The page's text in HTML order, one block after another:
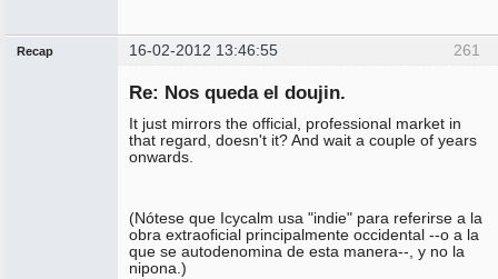
261
Recap 16-02-2012 13:46:55
Re: Nos queda el doujin.
It just mirrors the official, professional market in
that regard, doesn't it? And wait a couple of years
onwards.
(Nótese que Icycalm usa "indie" para referirse a la
obra extraoficial principalmente occidental --o a la
que se autodenomina de esta manera--, y no la
nipona.)